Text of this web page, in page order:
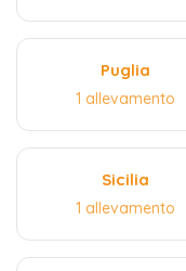
Puglia
1 allevamento
Sicilia
1 allevamento